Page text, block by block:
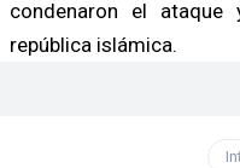
condenaron el
república islámica.